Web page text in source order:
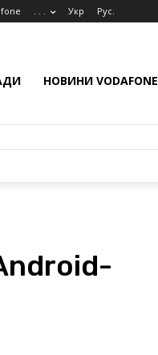
. . . Укр Рус.
НОВИНИ VODAFONE